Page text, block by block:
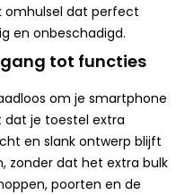
omhulsel dat perfect
en onbeschadigd.
tot functies
om je smartphone
dat je toestel extra
en slank ontwerp blijft
zonder dat het extra bulk
poorten en de